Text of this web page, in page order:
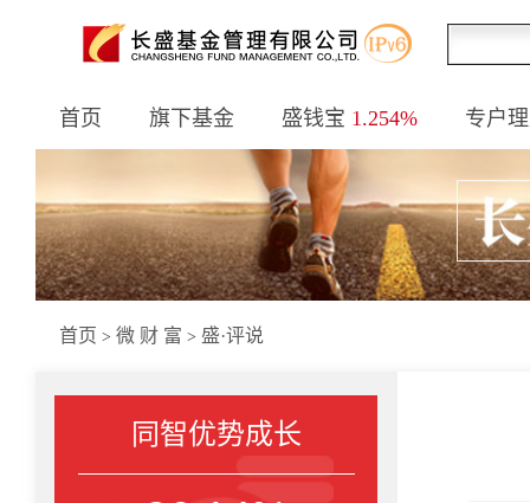
首页 旗下基金 盛钱宝 1.254% 专户
首页 > 微 财 富 > 盛·评说
同智优势成长